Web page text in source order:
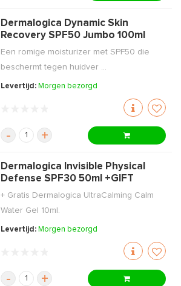
Dermalogica Dynamic Skin
Recovery SPF50 Jumbo 100ml
Een romige moisturizer met SPF50 die
beschermt tegen huidver ...
Levertijd: Morgen bezorgd
- +
Dermalogica Invisible Physical
Defense SPF30 50ml +GIFT
+ Gratis Dermalogica UltraCalming Calm
Water Gel 10ml.
Levertijd: Morgen bezorgd
- +